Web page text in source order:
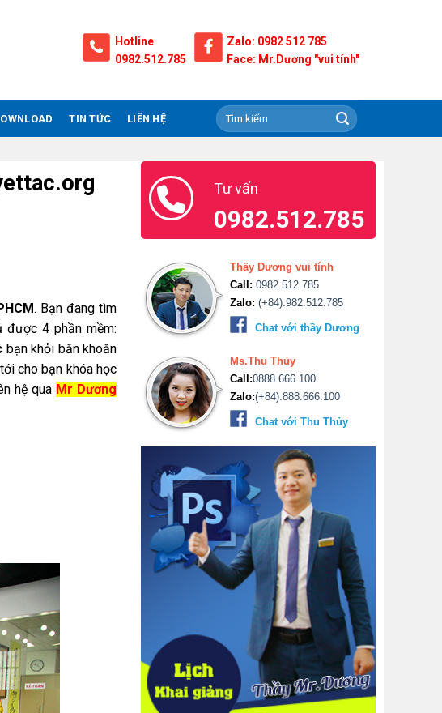
Hotline
0982.512.785
Zalo: 0982 512 785
Face: Mr.Dương "vui tính"
TIN TỨC LIÊN HỆ
. Bạn đang tìm
được 4 phần mềm:
bạn khỏi băn khoăn
cho bạn khóa học
hệ qua Mr Dương
Tư vấn
0982.512.785
Thầy Dương vui tính
Call: 0982.512.785
Zalo: (+84).982.512.785
Chat với thầy Dương
Ms.Thu Thủy
Call:0888.666.100
Zalo:(+84).888.666.100
Chat với Thu Thủy